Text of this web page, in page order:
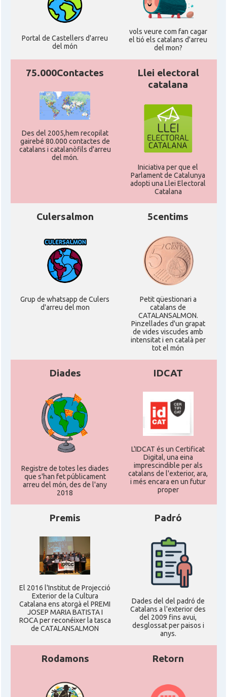
Portal de Castellers d'arreu
del món
vols veure com fan cagar
el tió els catalans d'arreu
del mon?
75.000Contactes
Des del 2005,hem recopilat
gairebé 80.000 contactes de
catalans i catalanòfils d'arreu
del món.
Llei electoral
catalana
Iniciativa per que el
Parlament de Catalunya
adopti una Llei Electoral
Catalana
Culersalmon
Grup de whatsapp de Culers
d'arreu del mon
5centims
Petit qüestionari a
catalans de
CATALANSALMON.
Pinzellades d'un grapat
de vides viscudes amb
intensitat i en català per
tot el món
Diades
Registre de totes les diades
que s'han fet públicament
arreu del món, des de l'any
2018
IDCAT
L'IDCAT és un Certificat
Digital, una eina
imprescindible per als
catalans de l'exterior, ara,
i més encara en un futur
proper
Premis
El 2016 l'Institut de Projecció
Exterior de la Cultura
Catalana ens atorgà el PREMI
JOSEP MARIA BATISTA I
ROCA per reconéixer la tasca
de CATALANSALMON
Padró
Dades del del padró de
Catalans a l'exterior des
del 2009 fins avui,
desglossat per paisos i
anys.
Rodamons Retorn